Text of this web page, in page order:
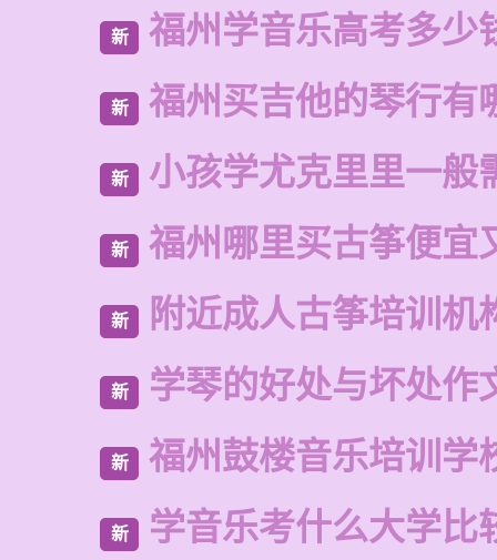
新 福州学音乐高考多少
新 福州买吉他的琴行有
新 小孩学尤克里里一般
新 福州哪里买古筝便宜
新 附近成人古筝培训机
新 学琴的好处与坏处作
新 福州鼓楼音乐培训学
新 学音乐考什么大学比